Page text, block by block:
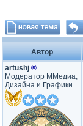
Автор
artushj ®
Модератор ММедиа,
Дизайна и Графики